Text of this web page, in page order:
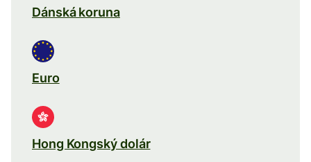
Dánská koruna
Euro
Hong Kongský dolár